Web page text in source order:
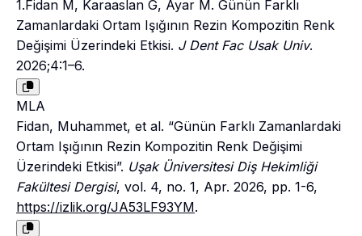
1.Fidan M, Karaaslan G, Ayar M. Günün Farklı
Zamanlardaki Ortam Işığının Rezin Kompozitin Renk
Değişimi Üzerindeki Etkisi. J Dent Fac Usak Univ.
2026;4:1–6.
MLA
Fidan, Muhammet, et al. “Günün Farklı Zamanlardaki
Ortam Işığının Rezin Kompozitin Renk Değişimi
Üzerindeki Etkisi”. Uşak Üniversitesi Diş Hekimliği
Fakültesi Dergisi, vol. 4, no. 1, Apr. 2026, pp. 1-6,
https://izlik.org/JA53LF93YM.